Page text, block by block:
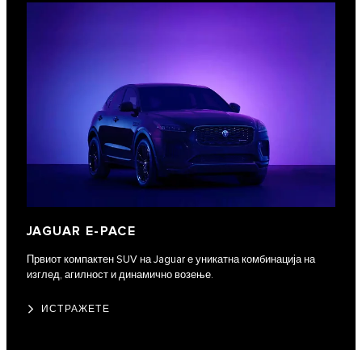
JAGUAR E-PACE
Првиот компактен SUV на Jaguar е уникатна комбинација на
изглед, агилност и динамично возење.
ИСТРАЖЕТЕ